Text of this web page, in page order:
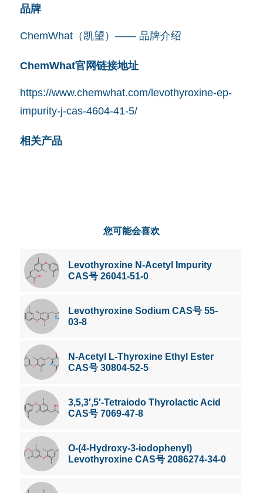
品牌
ChemWhat（凯望）—— 品牌介绍
ChemWhat官网链接地址
https://www.chemwhat.com/levothyroxine-ep-
impurity-j-cas-4604-41-5/
相关产品
您可能会喜欢
Levothyroxine N-Acetyl Impurity
CAS号 26041-51-0
Levothyroxine Sodium CAS号 55-
03-8
N-Acetyl L-Thyroxine Ethyl Ester
CAS号 30804-52-5
3,5,3′,5′-Tetraiodo Thyrolactic Acid
CAS号 7069-47-8
O-(4-Hydroxy-3-iodophenyl)
Levothyroxine CAS号 2086274-34-0